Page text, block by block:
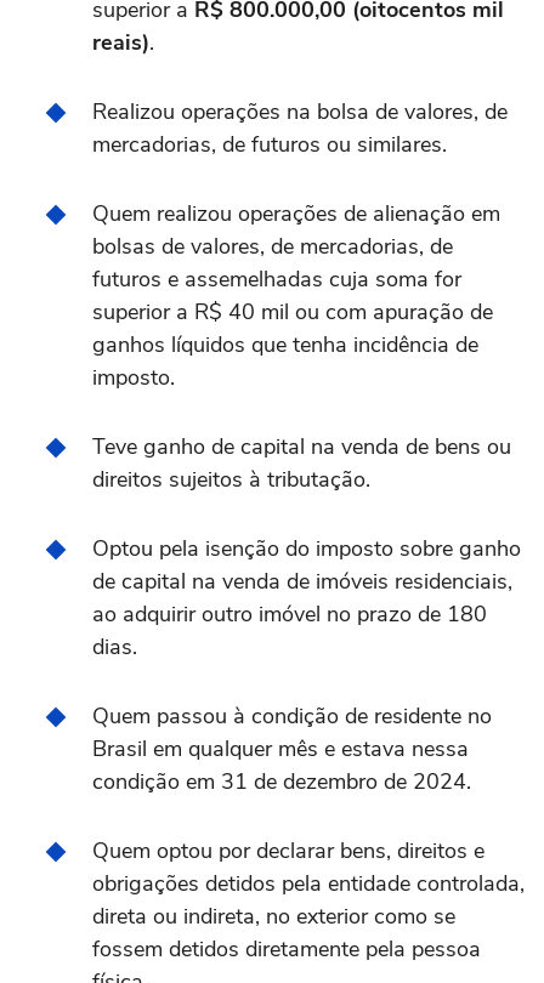
superior a R$ 800.000,00 (oitocentos mil
reais).
Realizou operações na bolsa de valores, de
mercadorias, de futuros ou similares.
Quem realizou operações de alienação em
bolsas de valores, de mercadorias, de
futuros e assemelhadas cuja soma for
superior a R$ 40 mil ou com apuração de
ganhos líquidos que tenha incidência de
imposto.
Teve ganho de capital na venda de bens ou
direitos sujeitos à tributação.
Optou pela isenção do imposto sobre ganho
de capital na venda de imóveis residenciais,
ao adquirir outro imóvel no prazo de 180
dias.
Quem passou à condição de residente no
Brasil em qualquer mês e estava nessa
condição em 31 de dezembro de 2024.
Quem optou por declarar bens, direitos e
obrigações detidos pela entidade controlada,
direta ou indireta, no exterior como se
fossem detidos diretamente pela pessoa